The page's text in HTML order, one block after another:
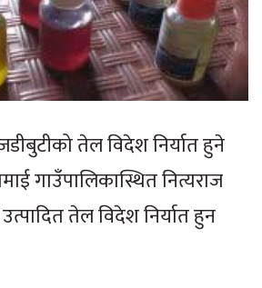
तेल विदेश निर्यात हुने
गाउँपालिकास्थित नित्यराज
तेल विदेश निर्यात हुन